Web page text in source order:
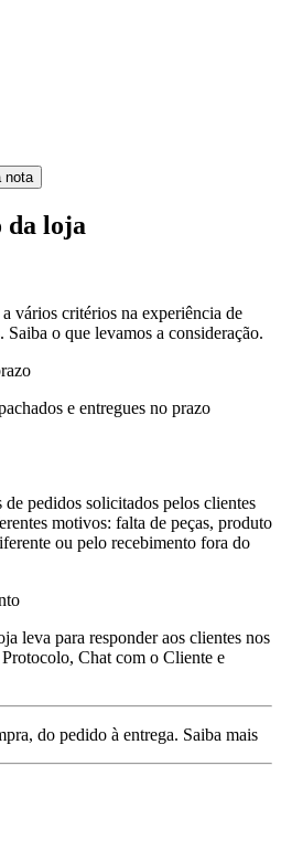
nota
da loja
vários critérios na experiência de
o que levamos a consideração.
e entregues no prazo
de pedidos solicitados pelos clientes
motivos: falta de peças, produto
ou pelo recebimento fora do
leva para responder aos clientes nos
Chat com o Cliente e
do pedido à entrega. Saiba mais